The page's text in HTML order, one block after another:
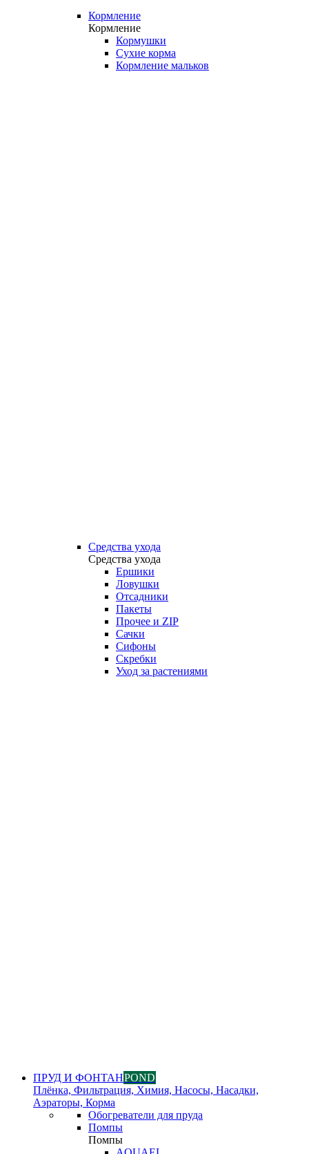
Кормление
Кормление
Кормушки
Сухие корма
Кормление мальков
Средства ухода
Средства ухода
Ершики
Ловушки
Отсадники
Пакеты
Прочее и ZIP
Сачки
Сифоны
Скребки
Уход за растениями
ПРУД И ФОНТАНPOND
Плёнка, Фильтрация, Химия, Насосы, Насадки,
Аэраторы, Корма
Обогреватели для пруда
Помпы
Помпы